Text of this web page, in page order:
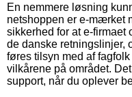
En nemmere løsning
netshoppen er e-mærket
sikkerhed for at e-firmaet
de danske retningslinjer,
føres tilsyn med af
vilkårene på området.
support, når du oplever